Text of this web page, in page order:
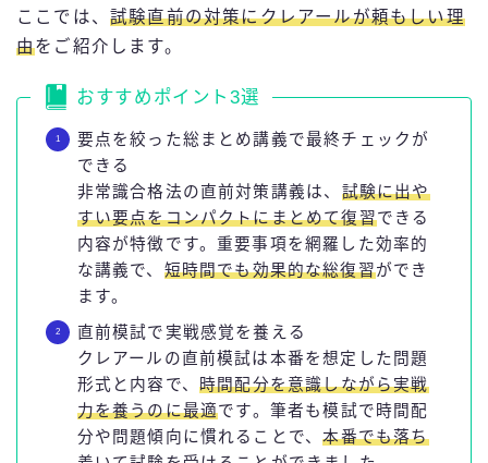
ここでは、 試験直前の対策にクレアールが頼もしい理
由をご紹介します。
おすすめポイント3選
要点を絞った総まとめ講義で最終チェックが
できる
非常識合格法の直前対策講義は、 試験に出や
すい要点をコンパクトにまとめて復習できる
内容が特徴です。重要事項を網羅した効率的
な講義で、 短時間でも効果的な総復習ができ
ます。
直前模試で実戦感覚を養える
クレアールの直前模試は本番を想定した問題
形式と内容で、 時間配分を意識しながら実戦
力を養うのに最適です。筆者も模試で時間配
分や問題傾向に慣れることで、本番でも落ち